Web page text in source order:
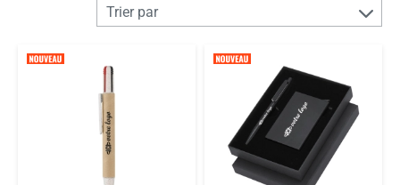
Trier par